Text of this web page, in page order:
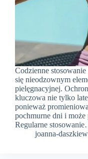
Codzienne
się nieodzownym
pielęgnacyjnej.
kluczowa nie tylko
ponieważ
pochmurne dni i może
Regularne
joanna-